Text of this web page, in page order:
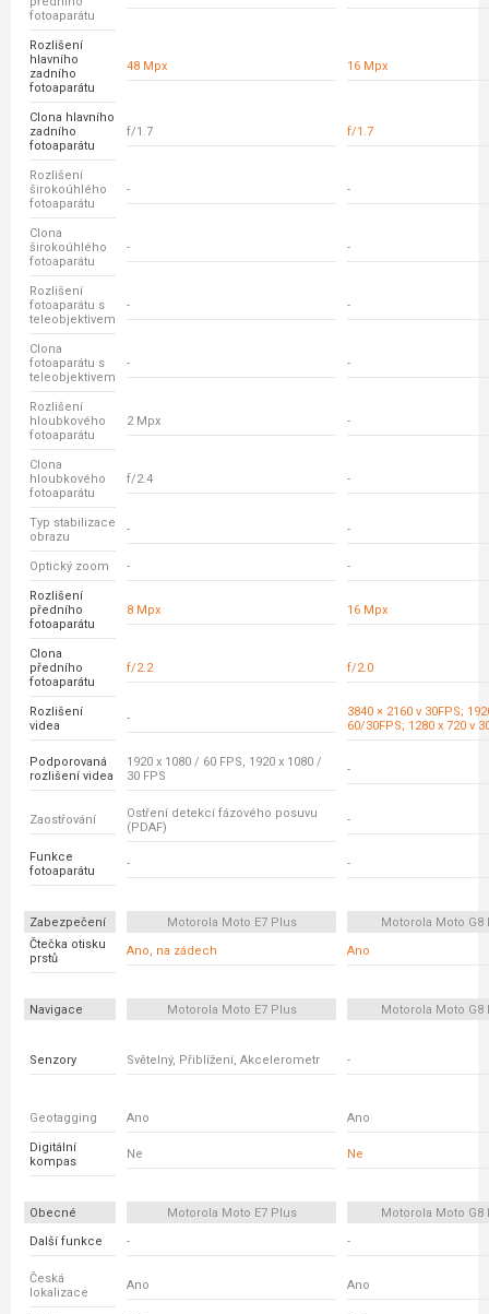
fotoaparátu
Rozlišení
hlavního
zadního
fotoaparátu
48 Mpx 16 Mpx
Clona hlavního
zadního
fotoaparátu
f/1.7 f/1.7
Rozlišení
širokoúhlého
fotoaparátu
- -
Clona
širokoúhlého
fotoaparátu
- -
Rozlišení
fotoaparátu s
teleobjektivem
- -
Clona
fotoaparátu s
teleobjektivem
- -
Rozlišení
hloubkového
fotoaparátu
2 Mpx -
Clona
hloubkového
fotoaparátu
f/2.4 -
Typ stabilizace
obrazu
- -
Optický zoom - -
Rozlišení
předního
fotoaparátu
8 Mpx 16 Mpx
Clona
předního
fotoaparátu
f/2.2 f/2.0
Rozlišení
videa
-
3840 × 2160 v 30FPS;
60/30FPS; 1280 x 720 v
Podporovaná
rozlišení videa
1920 x 1080 / 60 FPS, 1920 x 1080 /
30 FPS
-
Zaostřování
Ostření detekcí fázového posuvu
(PDAF)
-
Funkce
fotoaparátu
- -
Zabezpečení Motorola Moto E7 Plus
Motorola Moto G8
Čtečka otisku
prstů
Ano, na zádech Ano
Navigace Motorola Moto E7 Plus Motorola Moto G8
Senzory Světelný, Přiblížení, Akcelerometr -
Geotagging Ano Ano
Digitální
kompas
Ne Ne
Obecné Motorola Moto E7 Plus
Motorola Moto G8
Další funkce
- -
Česká
lokalizace
Ano Ano